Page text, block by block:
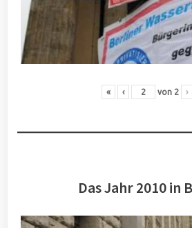
« ‹ von 2 ›
Das Jahr 2010 in